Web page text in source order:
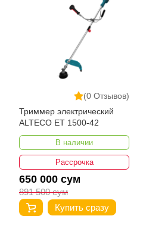
(0 Отзывов)
Триммер электрический
ALTECO ET 1500-42
В наличии
Рассрочка
650 000 сум
891 500 сум
Купить сразу